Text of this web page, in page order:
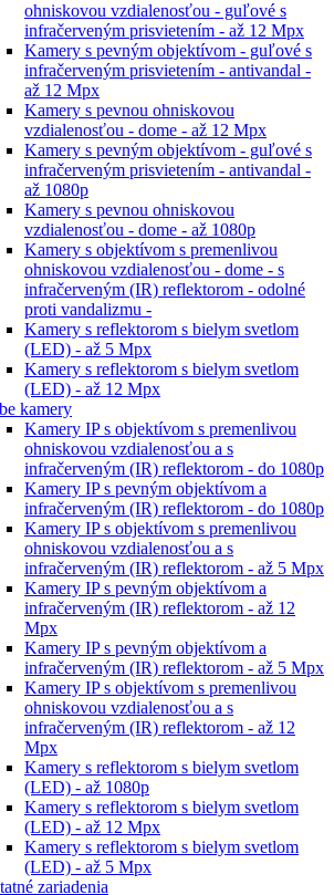
ohniskovou vzdialenosťou - guľové s
infračerveným prisvietením - až 12 Mpx
Kamery s pevným objektívom - guľové s
infračerveným prisvietením - antivandal -
až 12 Mpx
Kamery s pevnou ohniskovou
vzdialenosťou - dome - až 12 Mpx
Kamery s pevným objektívom - guľové s
infračerveným prisvietením - antivandal -
až 1080p
Kamery s pevnou ohniskovou
vzdialenosťou - dome - až 1080p
Kamery s objektívom s premenlivou
ohniskovou vzdialenosťou - dome - s
infračerveným (IR) reflektorom - odolné
proti vandalizmu -
Kamery s reflektorom s bielym svetlom
(LED) - až 5 Mpx
Kamery s reflektorom s bielym svetlom
(LED) - až 12 Mpx
kamery
Kamery IP s objektívom s premenlivou
ohniskovou vzdialenosťou a s
infračerveným (IR) reflektorom - do 1080p
Kamery IP s pevným objektívom a
infračerveným (IR) reflektorom - do 1080p
Kamery IP s objektívom s premenlivou
ohniskovou vzdialenosťou a s
infračerveným (IR) reflektorom - až 5 Mpx
Kamery IP s pevným objektívom a
infračerveným (IR) reflektorom - až 12
Mpx
Kamery IP s pevným objektívom a
infračerveným (IR) reflektorom - až 5 Mpx
Kamery IP s objektívom s premenlivou
ohniskovou vzdialenosťou a s
infračerveným (IR) reflektorom - až 12
Mpx
Kamery s reflektorom s bielym svetlom
(LED) - až 1080p
Kamery s reflektorom s bielym svetlom
(LED) - až 12 Mpx
Kamery s reflektorom s bielym svetlom
(LED) - až 5 Mpx
zariadenia